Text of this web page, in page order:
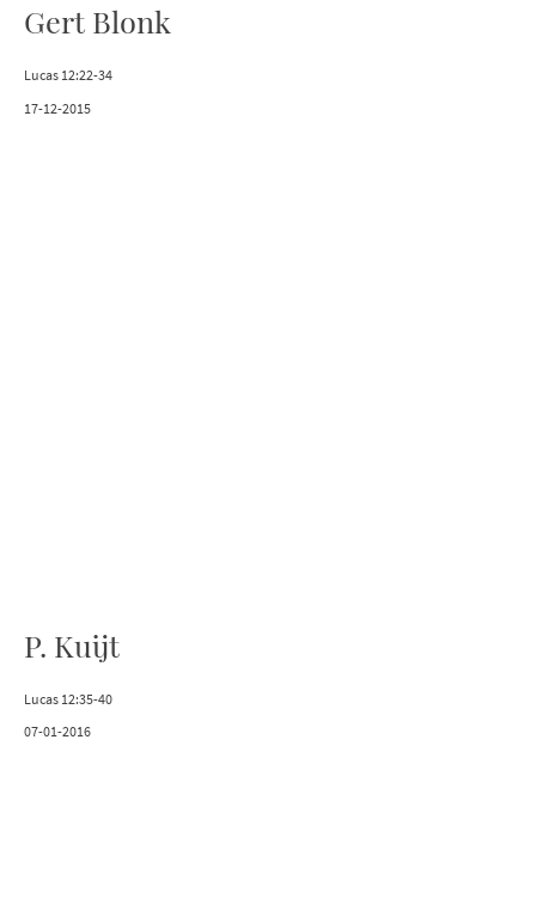
Gert Blonk
Lucas 12:22-34
17-12-2015
P. Kuijt
Lucas 12:35-40
07-01-2016